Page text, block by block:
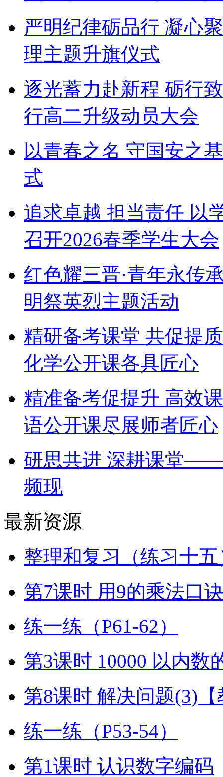
严明纪律砺品行 凝心
理主题升旗仪式
逐光蓄力赴新程 砺行
行高二升级动员大会
以青春之名 守国安之
式
追求卓越 担当责任
召开2026春季学生大会
红色耀三晋·青年永
明祭英烈主题活动
精研备考课堂 共促提
化学公开课各具匠心
精准备考促提升 高效
语公开课尽展师者匠心
研思共进 深耕课堂——
频现
最新资源
整理和复习（练习十五
第7课时 用9的乘法口
练一练（P61-62）
第3课时 10000 以内数
第8课时 解决问题(3)
练一练（P53-54）
第1课时 认识数字编码